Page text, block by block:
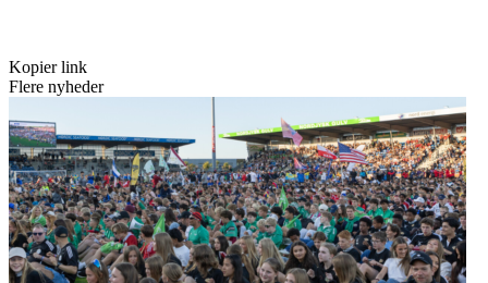
Kopier link
Flere nyheder